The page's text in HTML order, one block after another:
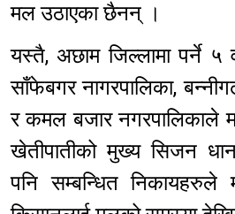
मल उठाएका छैनन् ।
यस्तै, अछाम जिल्लामा पर्ने ५
साँफेबगर नागरपालिका,
र कमल बजार नगरपालिकाले
खेतीपातीको मुख्य सिजन
पनि सम्बन्धित निकायहरुले